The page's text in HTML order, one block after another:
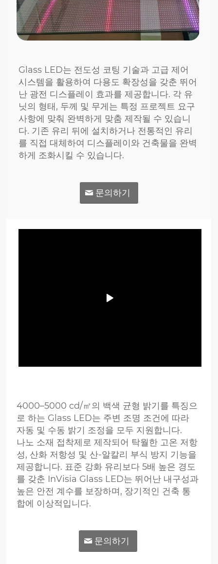
Glass LED는 전도성 코팅 기술과 고급 제어
시스템을 활용하여 다용도 확장성을 갖춘 뛰어
난 광전 디스플레이 효과를 제공합니다. 각 유
닛의 형태, 두께 및 무게는 특정 프로젝트 요구
사항에 맞춰 완벽하게 맞춤 제작될 수 있습니
다. 기존 유리 뒤에 설치하거나 전통적인 유리
를 직접 대체하여 디스플레이와 건축물을 완벽
하게 조화시킬 수 있습니다.
문의하기
4000–5000 cd/㎡의 백색 균형 밝기를 특징으
로 하는 Glass LED는 주변 조명 조건에 따라
자동 및 수동 밝기 조정을 모두 지원합니다.
나노 소재 접착제로 제작되어 탁월한 고온 저항
성, 산화 저항성 및 산-알칼리 부식 방지 기능을
제공합니다. 표준 강화 유리보다 5배 높은 경도
를 갖춘 InVisia Glass LED는 뛰어난 내구성과
높은 안전 계수를 보장하며, 장기적인 건축 통
합에 이상적입니다.
문의하기